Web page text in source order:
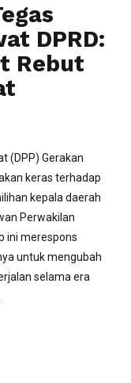
DPRD:
Rebut
(DPP) Gerakan
keras terhadap
kepala daerah
Perwakilan
ini merespons
untuk mengubah
selama era